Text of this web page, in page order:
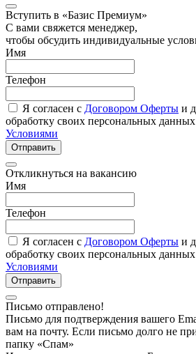
Вступить в «Базис Премиум»
С вами свяжется менеджер,
чтобы обсудить индивидуальные
Имя
Телефон
Я согласен с Договором Оферты и
обработку своих персональных данных
Условиями
Отправить
Откликнуться на вакансию
Имя
Телефон
Я согласен с Договором Оферты и
обработку своих персональных данных
Условиями
Отправить
Письмо отправлено!
Письмо для подтверждения вашего
вам на почту. Если письмо долго не
папку «Спам»